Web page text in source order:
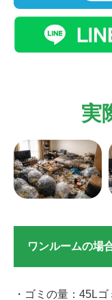
実
ワンルームの場
・ゴミの量：45L